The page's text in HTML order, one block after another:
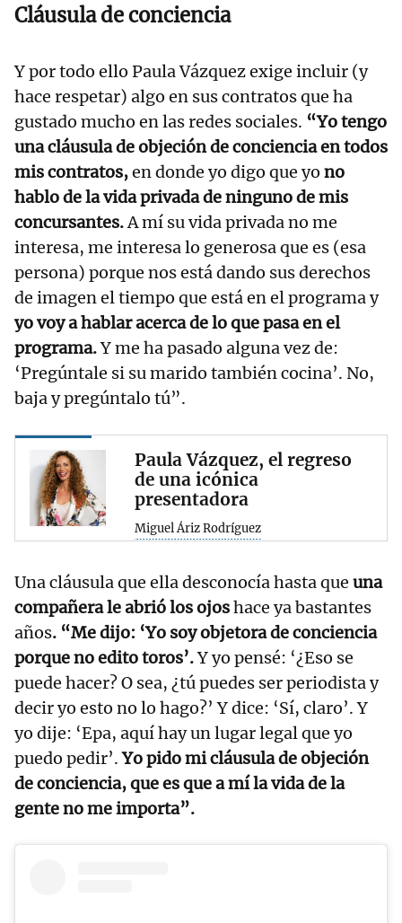
Cláusula de conciencia
Y por todo ello Paula Vázquez exige incluir (y
hace respetar) algo en sus contratos que ha
gustado mucho en las redes sociales. “Yo tengo
una cláusula de objeción de conciencia en todos
mis contratos,en donde yo digo que yo no
hablo de la vida privada de ninguno de mis
concursantes.A mí su vida privada no me
interesa, me interesa lo generosa que es (esa
persona) porque nos está dando sus derechos
de imagen el tiempo que está en el programa y
yo voy a hablar acerca de lo que pasa en el
programa.Y me ha pasado alguna vez de:
‘Pregúntale si su marido también cocina’. No,
baja y pregúntalo tú”.
Paula Vázquez, el regreso
de una icónica
presentadora
Miguel Áriz Rodríguez
Una cláusula que ella desconocía hasta que una
compañera le abrió los ojoshace ya bastantes
años. “Me dijo: ‘Yo soy objetora de conciencia
porque no edito toros’.Y yo pensé: ‘¿Eso se
puede hacer? O sea, ¿tú puedes ser periodista y
decir yo esto no lo hago?’ Y dice: ‘Sí, claro’. Y
yo dije: ‘Epa, aquí hay un lugar legal que yo
puedo pedir’.Yo pido mi cláusula de objeción
de conciencia, que es que a mí la vida de la
gente no me importa”.